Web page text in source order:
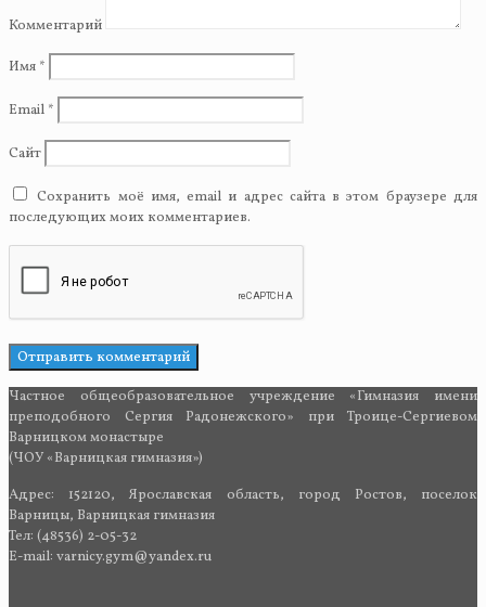
Комментарий
Имя *
Email *
Сайт
Сохранить моё имя, email и адрес сайта в этом браузере для
последующих моих комментариев.
Частное общеобразовательное учреждение «Гимназия имени
преподобного Сергия Радонежского» при Троице-Сергиевом
Варницком монастыре
(ЧОУ «Варницкая гимназия»)
Адрес: 152120, Ярославская область, город Ростов, поселок
Варницы, Варницкая гимназия
Тел: (48536) 2-05-32
E-mail: varnicy.gym@yandex.ru